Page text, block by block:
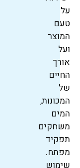
על
טעם
המוצר
ועל
אורך
החיים
של
המכונות,
המים
משחקים
תפקיד
מפתח.
שימוש